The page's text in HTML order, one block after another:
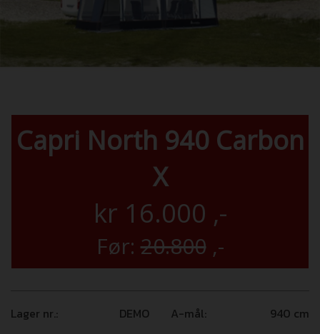
Capri North 940 Carbon
X
kr 16.000 ,-
Før: 20.800 ,-
Lager nr.: DEMO A-mål: 940 cm